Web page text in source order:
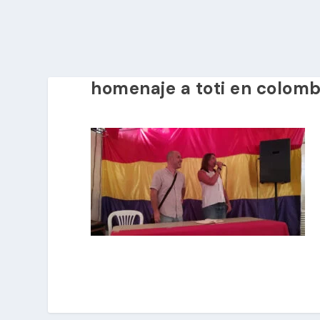
homenaje a toti en